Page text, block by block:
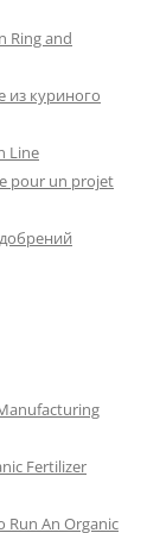
Ring and
из куриного
Line
pour un projet
Fertilizer
Run An Organic